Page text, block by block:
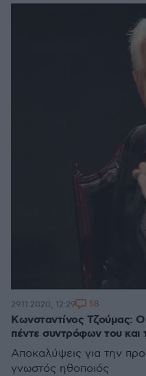
Κωνσταντίνος Τζούμας:
πέντε συντρόφων του και
Αποκαλύψεις για την
γνωστός ηθοποιός
29.11.2020, 12:29 58